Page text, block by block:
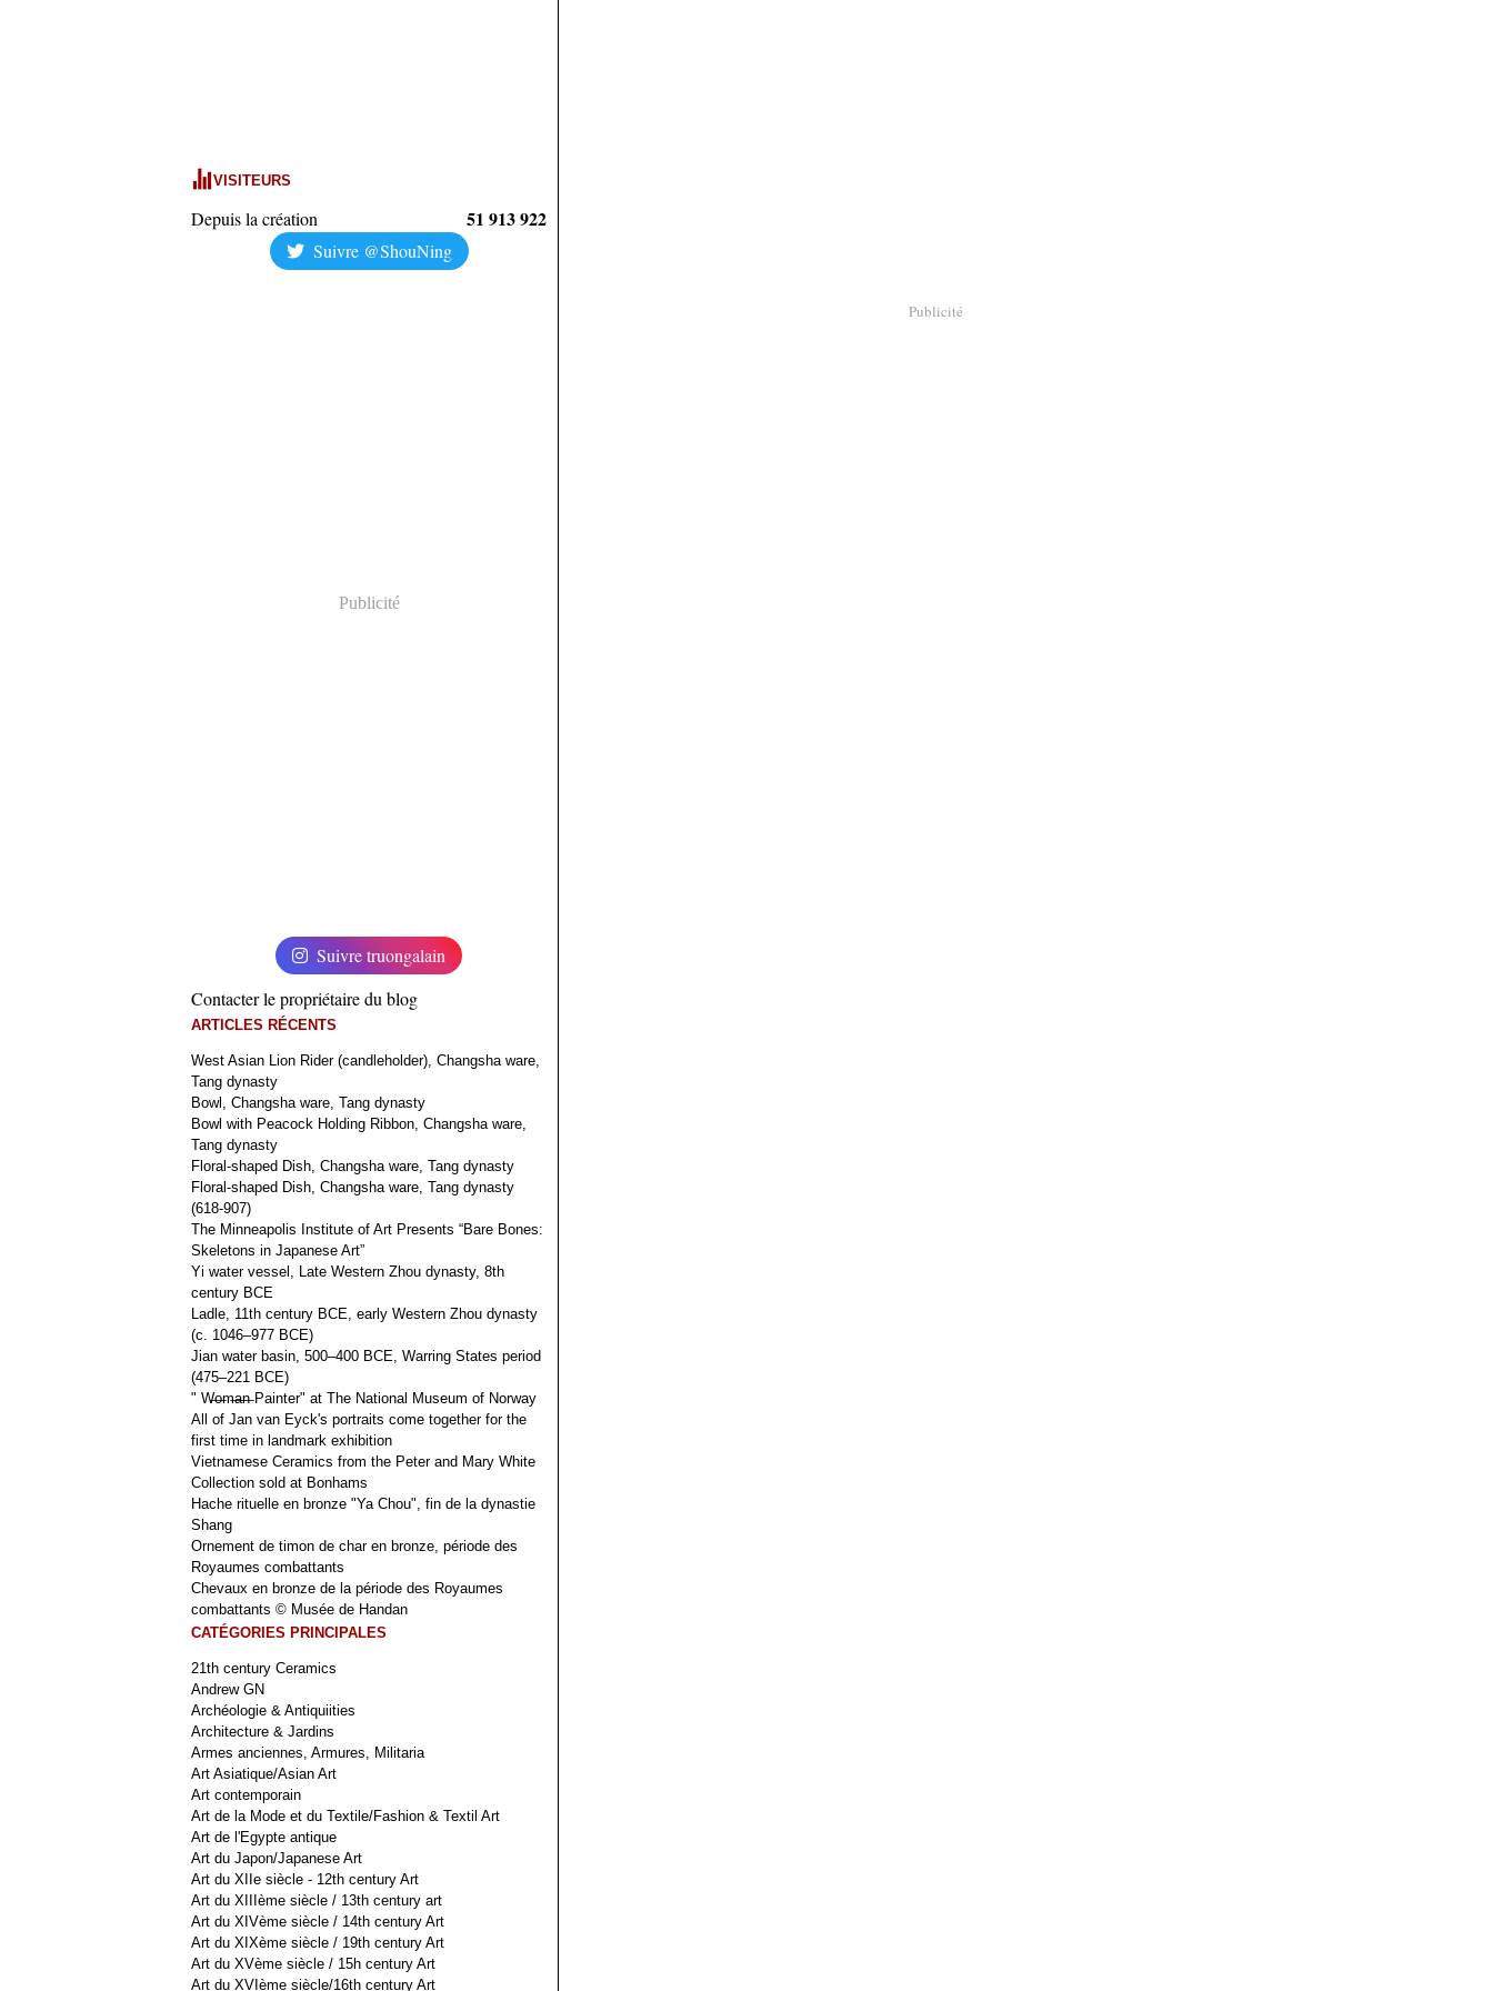
VISITEURS
Depuis la création 51 913 922
Suivre @ShouNing
Publicité
Suivre truongalain
Contacter le propriétaire du blog
ARTICLES RÉCENTS
West Asian Lion Rider (candleholder), Changsha ware,
Tang dynasty
Bowl, Changsha ware, Tang dynasty
Bowl with Peacock Holding Ribbon, Changsha ware,
Tang dynasty
Floral-shaped Dish, Changsha ware, Tang dynasty
Floral-shaped Dish, Changsha ware, Tang dynasty
(618-907)
The Minneapolis Institute of Art Presents “Bare Bones:
Skeletons in Japanese Art”
Yi water vessel, Late Western Zhou dynasty, 8th
century BCE
Ladle, 11th century BCE, early Western Zhou dynasty
(c. 1046–977 BCE)
Jian water basin, 500–400 BCE, Warring States period
(475–221 BCE)
" W̶o̶m̶a̶n̶ Painter" at The National Museum of Norway
All of Jan van Eyck's portraits come together for the
first time in landmark exhibition
Vietnamese Ceramics from the Peter and Mary White
Collection sold at Bonhams
Hache rituelle en bronze "Ya Chou", fin de la dynastie
Shang
Ornement de timon de char en bronze, période des
Royaumes combattants
Chevaux en bronze de la période des Royaumes
combattants © Musée de Handan
CATÉGORIES PRINCIPALES
21th century Ceramics
Andrew GN
Archéologie & Antiquiities
Architecture & Jardins
Armes anciennes, Armures, Militaria
Art Asiatique/Asian Art
Art contemporain
Art de la Mode et du Textile/Fashion & Textil Art
Art de l'Egypte antique
Art du Japon/Japanese Art
Art du XIIe siècle - 12th century Art
Art du XIIIème siècle / 13th century art
Art du XIVème siècle / 14th century Art
Art du XIXème siècle / 19th century Art
Art du XVème siècle / 15h century Art
Art du XVIème siècle/16th century Art
Publicité